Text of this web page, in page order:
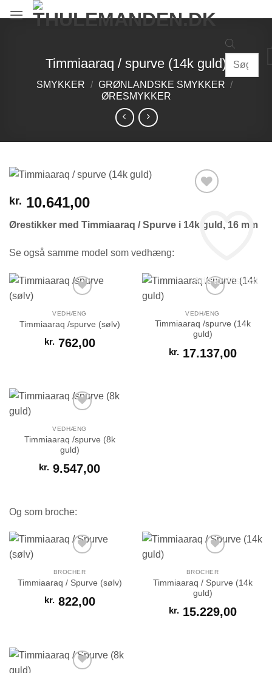
Products
search
Timmiaaraq / spurve (14k guld)
SMYKKER / GRØNLANDSKE SMYKKER /
ØRESMYKKER
Add to Wishlist
kr. 10.641,00
Ørestikker med Timmiaaraq / Spurve i 14k guld, 16 mm
Se også samme model som vedhæng:
VEDHÆNG
Timmiaaraq /spurve (sølv)
kr.762,00
VEDHÆNG
Timmiaaraq /spurve (14k
guld)
kr.17.137,00
VEDHÆNG
Timmiaaraq /spurve (8k
guld)
kr. 9.547,00
Og som broche:
BROCHER
Timmiaaraq / Spurve (sølv)
kr.822,00
BROCHER
Timmiaaraq / Spurve (14k
guld)
kr.15.229,00